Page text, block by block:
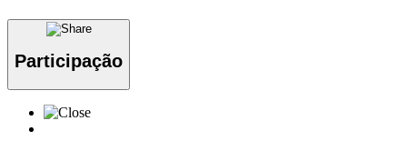
Participação